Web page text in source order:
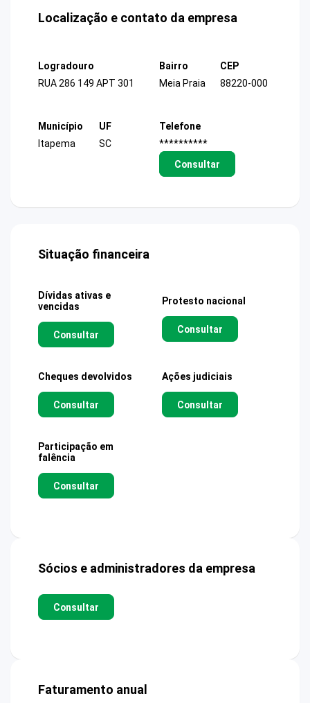
Localização e contato da empresa
Logradouro
RUA 286 149 APT 301
Bairro
Meia Praia
CEP
88220-000
Município
Itapema
UF
SC
Telefone
**********
Consultar
Situação financeira
Dívidas ativas e
vencidas
Consultar
Protesto nacional
Consultar
Cheques devolvidos
Consultar
Ações judiciais
Consultar
Participação em
falência
Consultar
Sócios e administradores da empresa
Consultar
Faturamento anual